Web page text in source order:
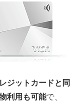
ジットカードと同
利用も可能で、